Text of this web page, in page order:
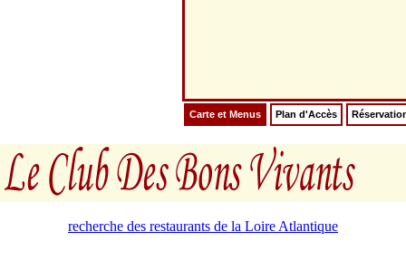
Carte et Menus Plan d'Accès
recherche des restaurants de la Loire Atlantique